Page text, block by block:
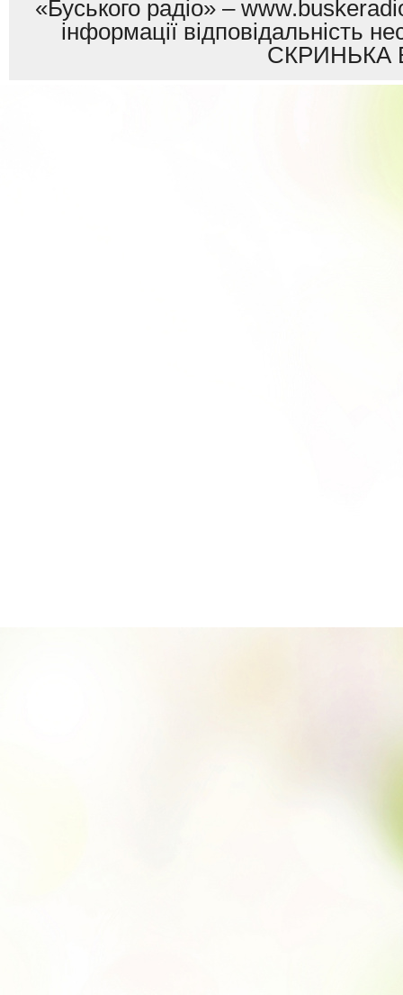
«Буського радіо» –
інформації
СКРИНЬКА